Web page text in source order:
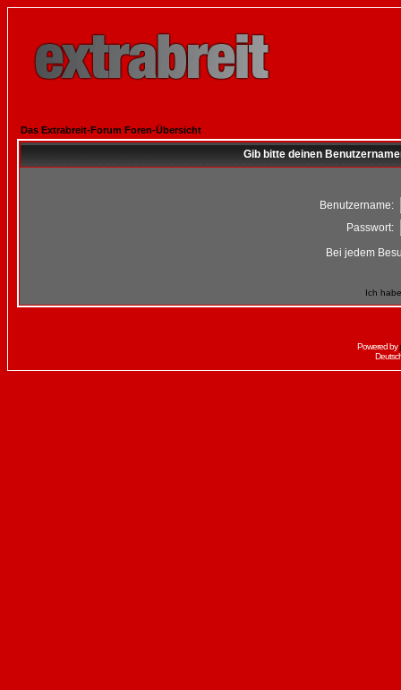
Das Extrabreit-Forum Foren-Übersicht
Gib bitte deinen
Benutzername:
Passwort:
Bei jedem
Ich
Powered by